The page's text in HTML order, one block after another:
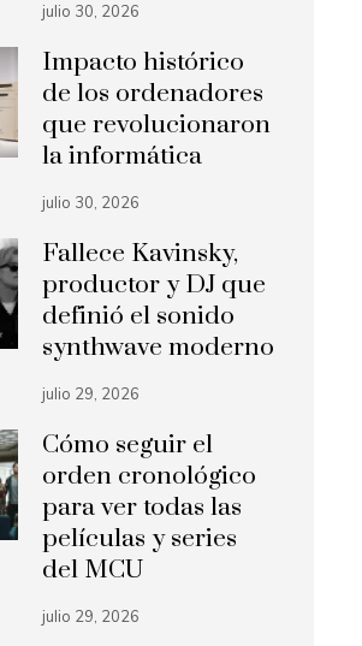
julio 30, 2026
Impacto histórico
de los ordenadores
que revolucionaron
la informática
julio 30, 2026
Fallece Kavinsky,
productor y DJ que
definió el sonido
synthwave moderno
julio 29, 2026
Cómo seguir el
orden cronológico
para ver todas las
películas y series
del MCU
julio 29, 2026